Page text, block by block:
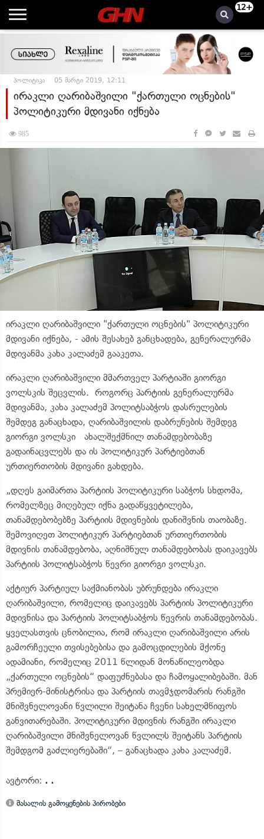
12+
პოლიტიკა 05 მარტი 2019, 12:11
ირაკლი ღარიბაშვილი "ქართული ოცნების"
პოლიტიკური მდივანი იქნება
985
ირაკლი ღარიბაშვილი "ქართული ოცნების" პოლიტიკური
მდივანი იქნება, - ამის შესახებ განცხადება, გენერალურმა
მდივანმა კახა კალაძემ გააკეთა.
ირაკლი ღარიბაშვილი მმართველ პარტიაში გიორგი
ვოლსკის შეცვლის. როგორც პარტიის გენერალურმა
მდივანმა, კახა კალაძემ პოლიტსაბჭოს დასრულების
შემდეგ განაცხადა, ღარიბაშვილის დაბრუნების შემდეგ
გიორგი ვოლსკი ახალშექმნილ თანამდებობაზე
გადაინაცვლებს და ის პოლიტიკურ პარტიებთან
ურთიერთობის მდივანი გახდება.
„დღეს გაიმართა პარტიის პოლიტიკური საბჭოს სხდომა,
რომელზეც მიღებულ იქნა გადაწყვეტილება,
თანამდებობებზე პარტიის მდივნების დანიშვნის თაობაზე.
შემოვიღეთ პოლიტიკურ პარტიებთან ურთიერთობის
მდივნის თანამდებობა, აღნიშნულ თანამდებობას დაიკავებს
პარტიის პოლიტსაბჭოს წევრი გიორგი ვოლსკი.
აქტიურ პარტიულ საქმიანობას უბრუნდება ირაკლი
ღარიბაშვილი, რომელიც დაიკავებს პარტიის პოლიტიკური
მდივნისა და პარტიის პოლიტსაბჭოს წევრის თანამდებობას.
ყველასთვის ცნობილია, რომ ირაკლი ღარიბაშვილი არის
გამორჩეული თვისებებისა და გამოცდილების მქონე
ადამიანი, რომელიც 2011 წლიდან მონაწილეობდა
„ქართული ოცნების“ დაფუძნებასა და ჩამოყალიბებაში. მან
პრემიერ-მინისტრისა და პარტიის თავმჯდომარის რანგში
მნიშვნელოვანი წვლილი შეიტანა ჩვენი სახელმწიფოს
განვითარებაში. პოლიტიკური მდივნის რანგში ირაკლი
ღარიბაშვილი მნიშვნელოვან წვლილს შეიტანს პარტიის
შემდგომ გაძლიერებაში“, – განაცხადა კახა კალაძემ.
ავტორი: . .
მასალის გამოყენების პირობები